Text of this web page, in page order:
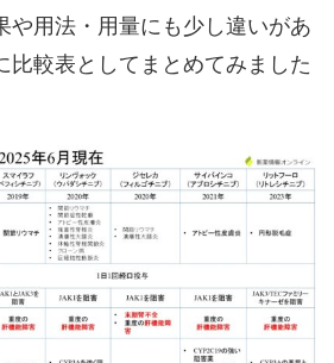
や用法・用量にも少し違いがあ
比較表としてまとめてみました